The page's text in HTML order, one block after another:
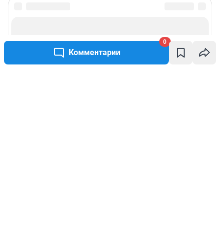
Комментарии
0